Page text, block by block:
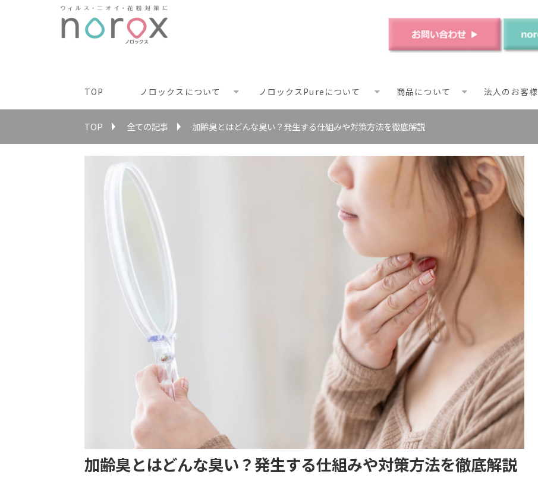
TOP ノロックスについて ノロックスPureについて 商品について 法人のお客様
TOP 全ての記事 加齢臭とはどんな臭い？発生する仕組みや対策方法を徹底解説
加齢臭とはどんな臭い？発生する仕組みや対策方法を徹底解説